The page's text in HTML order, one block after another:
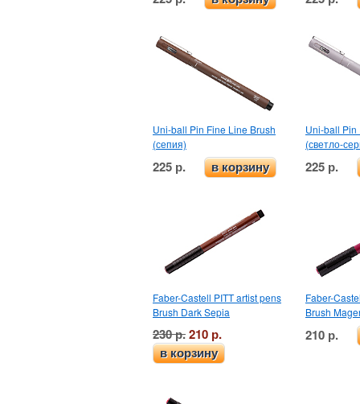
Uni-ball Pin Fine Line Brush
(сепия)
225 р. в корзину
Uni-ball Pin
(светло-
225 р.
Faber-Castell PITT artist pens
Brush Dark Sepia
230 р.210 р.
в корзину
Faber-
Brush
210 р.